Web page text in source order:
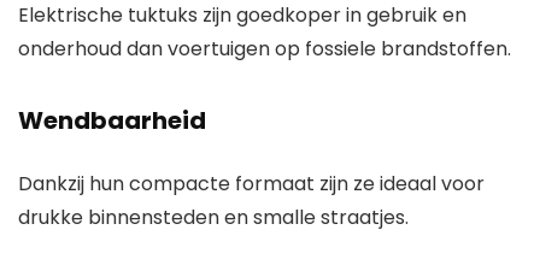
Elektrische tuktuks zijn goedkoper in gebruik en
onderhoud dan voertuigen op fossiele brandstoffen.
Wendbaarheid
Dankzij hun compacte formaat zijn ze ideaal voor
drukke binnensteden en smalle straatjes.